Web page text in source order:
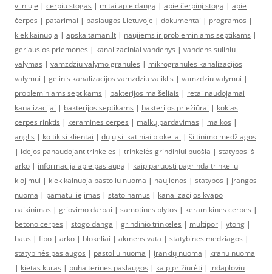
vilniuje | cerpiu stogas | mitai apie dangą | apie čerpinį stogą | apie
čerpes | patarimai | paslaugos Lietuvoje | dokumentai | programos |
kiek kainuoja | apskaitaman.lt | naujiems ir probleminiams septikams |
geriausios priemones | kanalizaciniai vandenys | vandens suliniu
valymas | vamzdziu valymo granules | mikrogranules kanalizacijos
valymui | gelinis kanalizacijos vamzdziu valiklis | vamzdziu valymui |
probleminiams septikams | bakterijos maišeliais | retai naudojamai
kanalizacijai | bakterijos septikams | bakterijos priežiūrai | kokias
cerpes rinktis | keramines cerpes | malkų pardavimas | malkos |
anglis | ko tikisi klientai | dujų silikatiniai blokeliai | šiltinimo medžiagos
| idėjos panaudojant trinkeles | trinkelės grindiniui puošia | statybos iš
arko | informacija apie paslaugą | kaip paruosti pagrinda trinkeliu
klojimui | kiek kainuoja pastoliu nuoma | naujienos | statybos | įrangos
nuoma | pamatu liejimas | stato namus | kanalizacijos kvapo
naikinimas | griovimo darbai | samotines plytos | keramikines cerpes |
betono cerpes | stogo danga | grindinio trinkeles | multipor | ytong |
haus | fibo | arko | blokeliai | akmens vata | statybines medziagos |
statybinės paslaugos | pastoliu nuoma | įrankių nuoma | kranu nuoma
| kietas kuras | buhalterines paslaugos | kaip prižiūrėti | indaploviu